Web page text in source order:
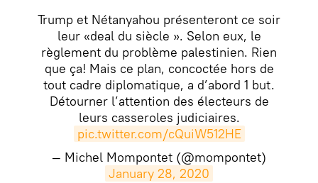
Trump et Nétanyahou présenteront ce soir
leur «deal du siècle ». Selon eux, le
règlement du problème palestinien. Rien
que ça! Mais ce plan, concoctée hors de
tout cadre diplomatique, a d’abord 1 but.
Détourner l’attention des électeurs de
leurs casseroles judiciaires.
pic.twitter.com/cQuiW512HE
— Michel Mompontet (@mompontet)
January 28, 2020